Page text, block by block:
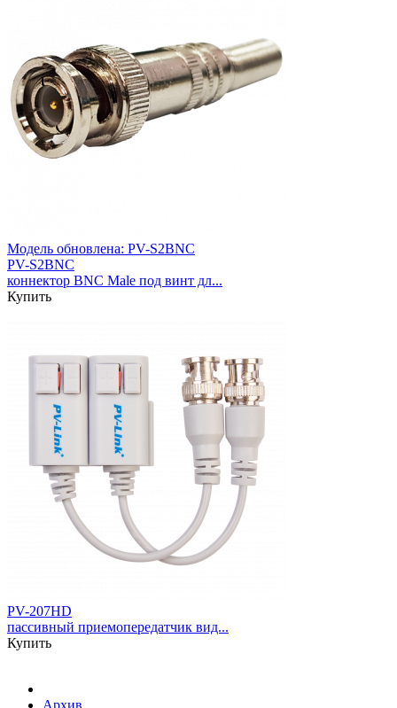
Модель обновлена: PV-S2BNC
PV-S2BNC
коннектор BNC Male под винт дл...
Купить
PV-207HD
пассивный приемопередатчик вид...
Купить